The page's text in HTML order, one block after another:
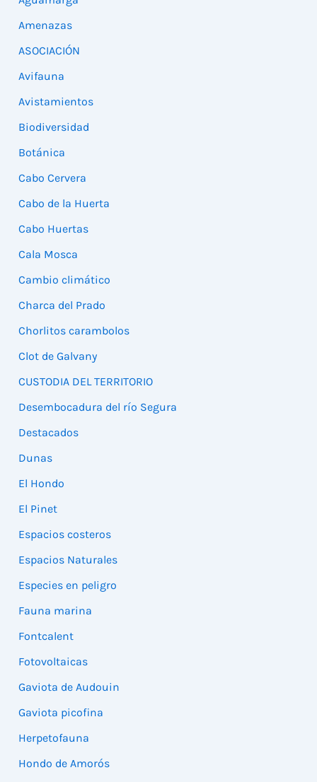
Amenazas
ASOCIACIÓN
Avifauna
Avistamientos
Biodiversidad
Botánica
Cabo Cervera
Cabo de la Huerta
Cabo Huertas
Cala Mosca
Cambio climático
Charca del Prado
Chorlitos carambolos
Clot de Galvany
CUSTODIA DEL TERRITORIO
Desembocadura del río Segura
Destacados
Dunas
El Hondo
El Pinet
Espacios costeros
Espacios Naturales
Especies en peligro
Fauna marina
Fontcalent
Fotovoltaicas
Gaviota de Audouin
Gaviota picofina
Herpetofauna
Hondo de Amorós